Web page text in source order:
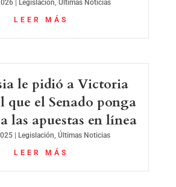
Legislación,Últimas Noticias
LEER MÁS
le pidió a Victoria
el Senado ponga
las apuestas en línea
Legislación,Últimas Noticias
LEER MÁS